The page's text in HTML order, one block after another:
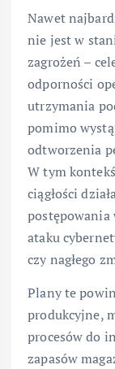
Nawet
nie jest w
zagrożeń –
odporności
utrzymania
pomimo
odtworzenia
W tym
ciągłości
postępowania
ataku
czy nagłego
Plany te
produkcyjne,
procesów do
zapasów